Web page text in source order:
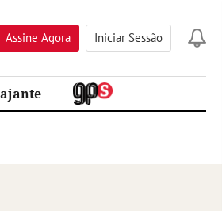
Assine Agora Iniciar Sessão